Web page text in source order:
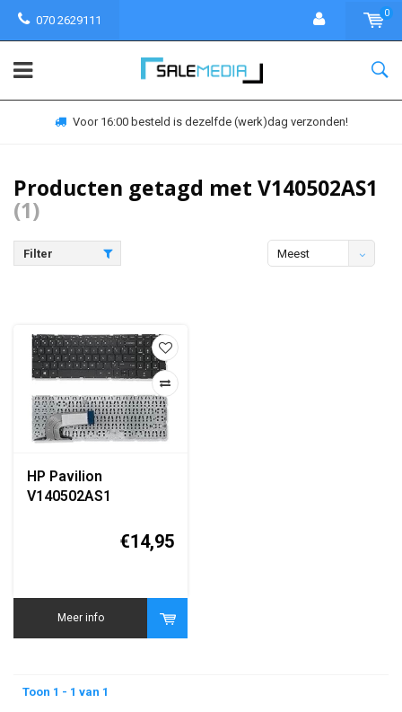
070 2629111
0
Voor 16:00 besteld is dezelfde (werk)dag verzonden!
Producten getagd met V140502AS1
(1)
Filter
Meest
HP Pavilion
V140502AS1
€14,95
Meer info
Toon 1 - 1 van 1